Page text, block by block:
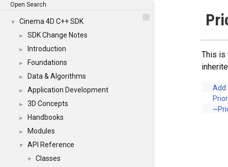
Open Search
▼ Cinema 4D C++ SDK
► SDK Change Notes
► Introduction
► Foundations
► Data & Algorithms
► Application Development
► 3D Concepts
► Handbooks
► Modules
▼ API Reference
▼ Classes
This
Add